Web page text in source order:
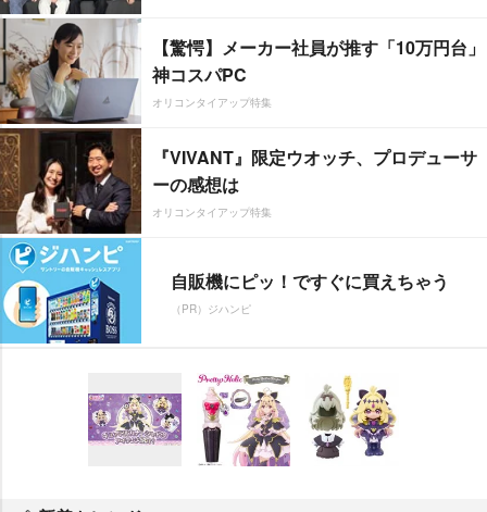
【驚愕】メーカー社員が推す「10万円台」
神コスパPC
オリコンタイアップ特集
『VIVANT』限定ウオッチ、プロデューサ
ーの感想は
オリコンタイアップ特集
自販機にピッ！ですぐに買えちゃう
（PR）ジハンピ